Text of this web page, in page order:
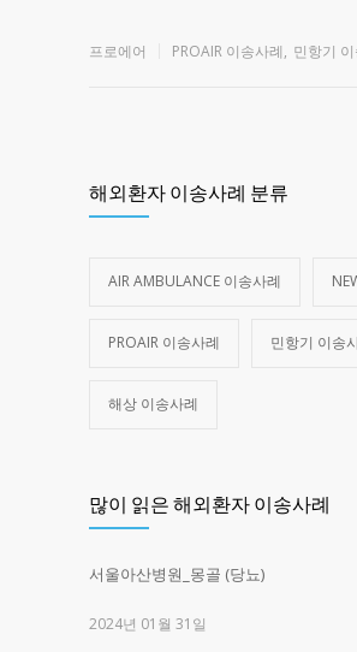
프로에어 PROAIR 이송사례, 민항기
해외환자 이송사례 분류
AIR AMBULANCE 이송사례
PROAIR 이송사례 민항기 이송
해상 이송사례
많이 읽은 해외환자 이송사례
서울아산병원_몽골 (당뇨)
2024년 01월 31일